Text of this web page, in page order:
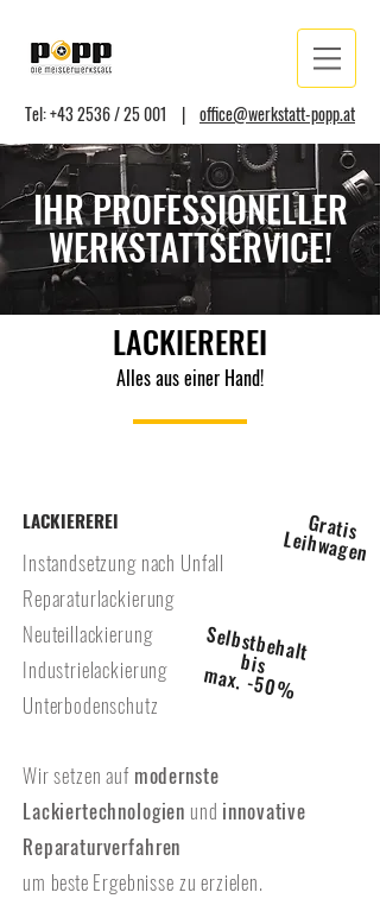
Tel: +43 2536 / 25 001 | office@werkstatt-popp.at
IHR PROFESSIONELLER
WERKSTATTSERVICE!
LACKIEREREI
Alles aus einer Hand!
LACKIEREREI
Instandsetzung nach Unfall
Reparaturlackierung
Neuteillackierung
Industrielackierung
Unterbodenschutz
Wir setzen auf modernste
Lackiertechnologien und innovative
Reparaturverfahren
um beste Ergebnisse zu erzielen.
Gratis
Leihwagen
Selbstbehalt
bis
max. -50%